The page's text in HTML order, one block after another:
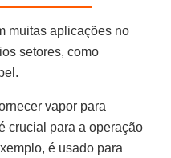
muitas aplicações no
setores, como
vapor para
crucial para a operação
é usado para